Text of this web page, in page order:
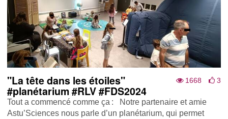
1668 3
"La tête dans les étoiles"
#planétarium #RLV #FDS2024
Tout a commencé comme ça : Notre partenaire et amie
Astu’Sciences nous parle d’un planétarium, qui permet